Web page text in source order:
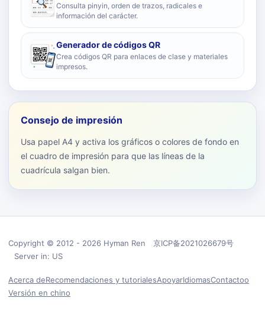
Consulta pinyin, orden de trazos, radicales e
información del carácter.
Generador de códigos QR
Crea códigos QR para enlaces de clase y materiales
impresos.
Consejo de impresión
Usa papel A4 y activa los gráficos o colores de fondo en
el cuadro de impresión para que las líneas de la
cuadrícula salgan bien.
Copyright © 2012 - 2026 Hyman Ren 京ICP备2021026679号
Server in: US
Acerca deRecomendaciones y tutorialesApoyarIdiomasContactoo
Versión en chino